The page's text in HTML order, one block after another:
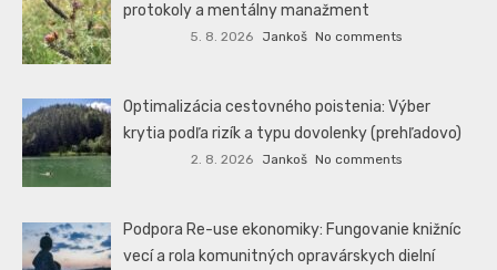
protokoly a mentálny manažment
5. 8. 2026 Jankoš No comments
Optimalizácia cestovného poistenia: Výber
krytia podľa rizík a typu dovolenky (prehľadovo)
2. 8. 2026 Jankoš No comments
Podpora Re-use ekonomiky: Fungovanie knižníc
vecí a rola komunitných opravárskych dielní